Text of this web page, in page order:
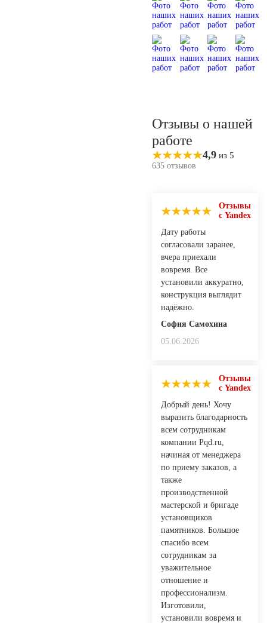
Отзывы о нашей
работе
4,9 из 5
635 отзывов
Отзывы
с Yandex
Дату работы
согласовали заранее,
вчера приехали
вовремя. Все
установили аккуратно,
конструкция выглядит
надёжно.
София Самохина
05.06.2026
Отзывы
с Yandex
Добрый день! Хочу
выразить благодарность
всем сотрудникам
компании Pqd.ru,
начиная от менеджера
по приему заказов, а
также
производственной
мастерской и бригаде
установщиков
памятников. Большое
спасибо всем
сотрудникам за
уважительное
отношение и
профессионализм.
Изготовили,
установили вовремя и